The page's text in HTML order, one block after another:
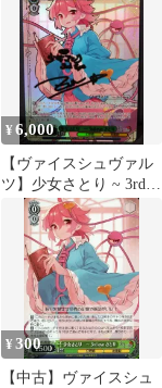
¥6,000
【ヴァイスシュヴァル
ツ】少女さとり ~ 3rd
eye さとり THP/S130-
039LNR ルナティック
レア 東方Project ～
Black and White Lotus
Land.
¥300
【中古】ヴァイスシュ